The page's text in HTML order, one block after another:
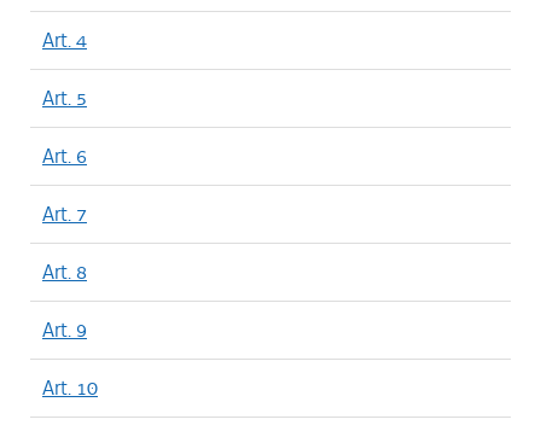
Art. 4
Art. 5
Art. 6
Art. 7
Art. 8
Art. 9
Art. 10